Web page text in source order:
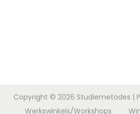
Copyright © 2026 Studiemetodes |
Werkswinkels/Workshops